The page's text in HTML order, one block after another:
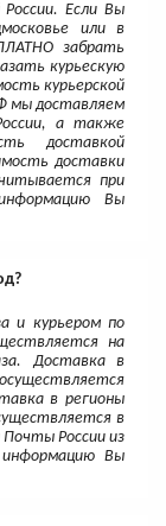
Если Вы
или в
забрать
курьескую
курьерской
мы доставляем
а также
доставкой
доставки
при
Вы
и курьером по
на
Доставка в
в регионы
в
Почты России из
Вы